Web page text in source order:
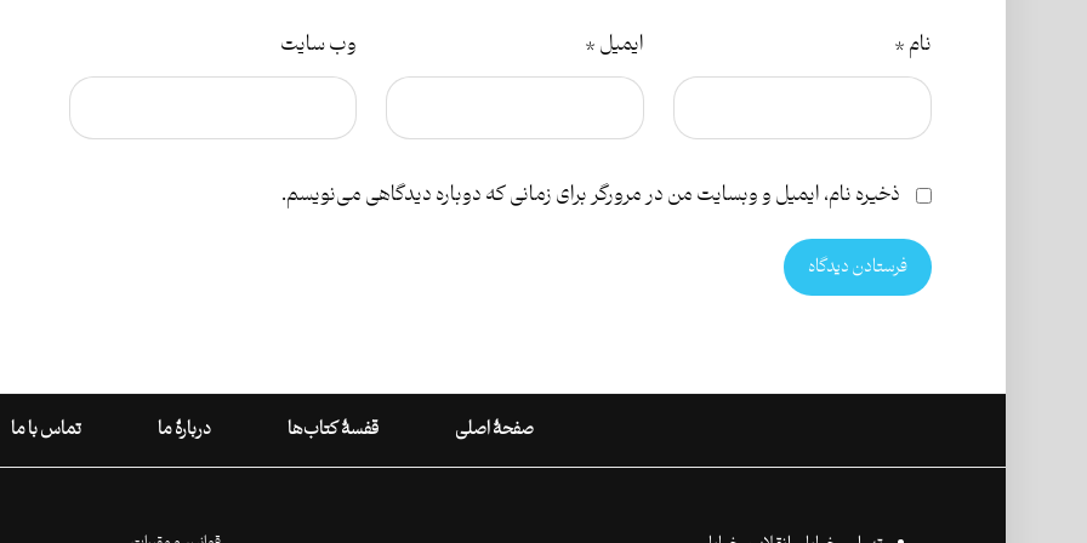
نام* ایمیل* وب‌ سایت
ذخیره نام، ایمیل و وبسایت من در مرورگر برای زمانی که دوباره دیدگاهی می‌نویسم.
فرستادن دیدگاه
صفحۀ اصلی قفسۀ کتاب‌ها دربارۀ ما تماس با ما